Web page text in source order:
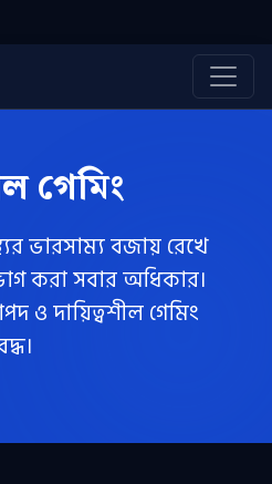
গেমিং
ভারসাম্য বজায় রেখে
করা সবার অধিকার।
ও দায়িত্বশীল গেমিং